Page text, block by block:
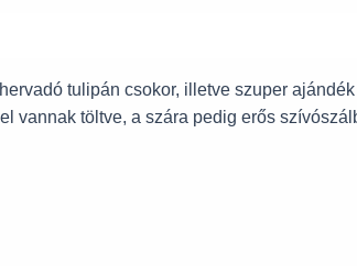
tulipán csokor, illetve szuper
vannak töltve, a szára pedig erős